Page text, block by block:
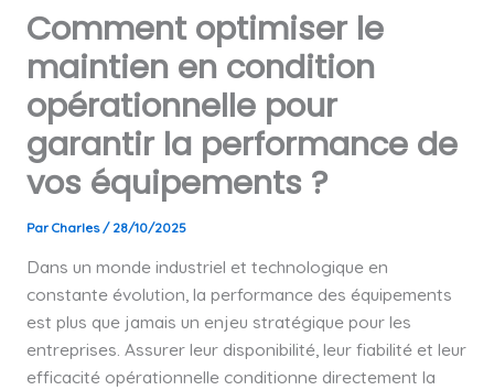
Comment optimiser le
maintien en condition
opérationnelle pour
garantir la performance de
vos équipements ?
Par Charles / 28/10/2025
Dans un monde industriel et technologique en
constante évolution, la performance des équipements
est plus que jamais un enjeu stratégique pour les
entreprises. Assurer leur disponibilité, leur fiabilité et leur
efficacité opérationnelle conditionne directement la